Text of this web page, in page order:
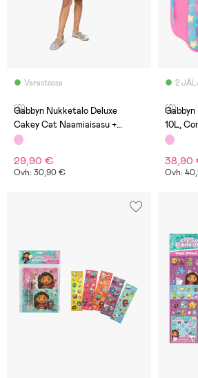
Varastossa
(0)
Gabbyn Nukketalo Deluxe
Cakey Cat Naamiaisasu +
Hiuspanta
29,90 €
Ovh: 30,90 €
2
(0)
10L,
38,90
Ovh: